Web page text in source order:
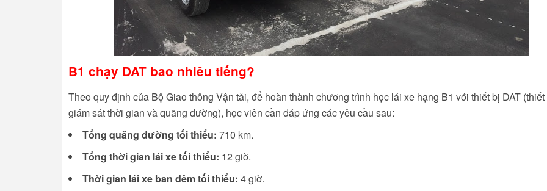
B1 chạy DAT bao nhiêu tiếng?
Theo quy định của Bộ Giao thông Vận tải, để hoàn thành chương trình học lái xe hạng B1 với thiết bị DAT
giám sát thời gian và quãng đường), học viên cần đáp ứng các yêu cầu sau:
Tổng quãng đường tối thiểu: 710 km.
Tổng thời gian lái xe tối thiểu: 12 giờ.
Thời gian lái xe ban đêm tối thiểu: 4 giờ.